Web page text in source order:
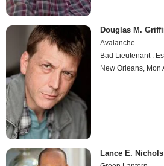
Douglas M.
Avalanche
Bad Lieutenant :
New Orleans, Mon
Lance E. Nichols